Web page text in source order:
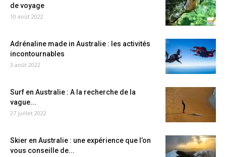
de voyage
10 août 2022
Adrénaline made in Australie : les activités
incontournables
3 août 2022
Surf en Australie : A la recherche de la
vague...
27 juillet 2022
Skier en Australie : une expérience que l’on
vous conseille de...